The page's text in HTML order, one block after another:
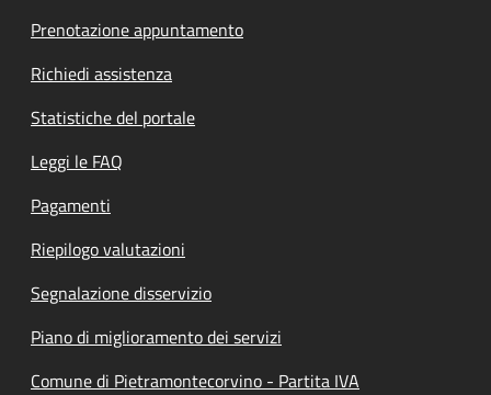
Prenotazione appuntamento
Richiedi assistenza
Statistiche del portale
Leggi le FAQ
Pagamenti
Riepilogo valutazioni
Segnalazione disservizio
Piano di miglioramento dei servizi
Comune di Pietramontecorvino - Partita IVA